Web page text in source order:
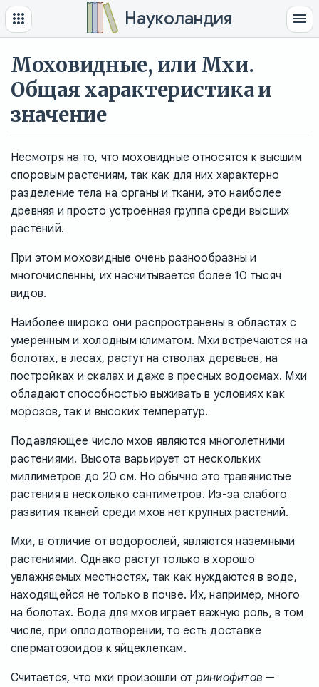
Науколандия
Моховидные, или Мхи.
Общая характеристика и
значение
Несмотря на то, что моховидные относятся к высшим
споровым растениям, так как для них характерно
разделение тела на органы и ткани, это наиболее
древняя и просто устроенная группа среди высших
растений.
При этом моховидные очень разнообразны и
многочисленны, их насчитывается более 10 тысяч
видов.
Наиболее широко они распространены в областях с
умеренным и холодным климатом. Мхи встречаются на
болотах, в лесах, растут на стволах деревьев, на
постройках и скалах и даже в пресных водоемах. Мхи
обладают способностью выживать в условиях как
морозов, так и высоких температур.
Подавляющее число мхов являются многолетними
растениями. Высота варьирует от нескольких
миллиметров до 20 см. Но обычно это травянистые
растения в несколько сантиметров. Из-за слабого
развития тканей среди мхов нет крупных растений.
Мхи, в отличие от водорослей, являются наземными
растениями. Однако растут только в хорошо
увлажняемых местностях, так как нуждаются в воде,
находящейся не только в почве. Их, например, много
на болотах. Вода для мхов играет важную роль, в том
числе, при оплодотворении, то есть доставке
сперматозоидов к яйцеклеткам.
Считается, что мхи произошли от риниофитов —